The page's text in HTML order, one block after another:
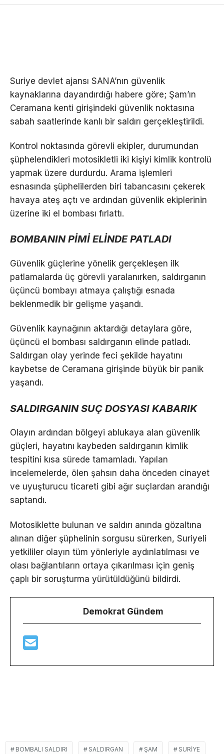
Suriye devlet ajansı SANA’nın güvenlik
kaynaklarına dayandırdığı habere göre; Şam’ın
Ceramana kenti girişindeki güvenlik noktasına
sabah saatlerinde kanlı bir saldırı gerçekleştirildi.
Kontrol noktasında görevli ekipler, durumundan
şüphelendikleri motosikletli iki kişiyi kimlik kontrolü
yapmak üzere durdurdu. Arama işlemleri
esnasında şüphelilerden biri tabancasını çekerek
havaya ateş açtı ve ardından güvenlik ekiplerinin
üzerine iki el bombası fırlattı.
BOMBANIN PİMİ ELİNDE PATLADI
Güvenlik güçlerine yönelik gerçekleşen ilk
patlamalarda üç görevli yaralanırken, saldırganın
üçüncü bombayı atmaya çalıştığı esnada
beklenmedik bir gelişme yaşandı.
Güvenlik kaynağının aktardığı detaylara göre,
üçüncü el bombası saldırganın elinde patladı.
Saldırgan olay yerinde feci şekilde hayatını
kaybetse de Ceramana girişinde büyük bir panik
yaşandı.
SALDIRGANIN SUÇ DOSYASI KABARIK
Olayın ardından bölgeyi ablukaya alan güvenlik
güçleri, hayatını kaybeden saldırganın kimlik
tespitini kısa sürede tamamladı. Yapılan
incelemelerde, ölen şahsın daha önceden cinayet
ve uyuşturucu ticareti gibi ağır suçlardan arandığı
saptandı.
Motosiklette bulunan ve saldırı anında gözaltına
alınan diğer şüphelinin sorgusu sürerken, Suriyeli
yetkililer olayın tüm yönleriyle aydınlatılması ve
olası bağlantıların ortaya çıkarılması için geniş
çaplı bir soruşturma yürütüldüğünü bildirdi.
Demokrat Gündem
BOMBALI SALDIRI SALDIRGAN ŞAM SURIYE